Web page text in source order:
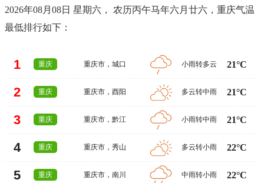
2026年08月08日 星期六， 农历丙午马年六月廿六，重庆气温
最低排行如下：
1 重庆 重庆市 ，城口 小雨转多云 21°C
2 重庆 重庆市 ，酉阳 多云转中雨 21°C
3 重庆 重庆市 ，黔江 小雨转中雨 21°C
4 重庆 重庆市 ，秀山 多云转小雨 22°C
5 重庆 重庆市 ，南川 中雨转小雨 22°C